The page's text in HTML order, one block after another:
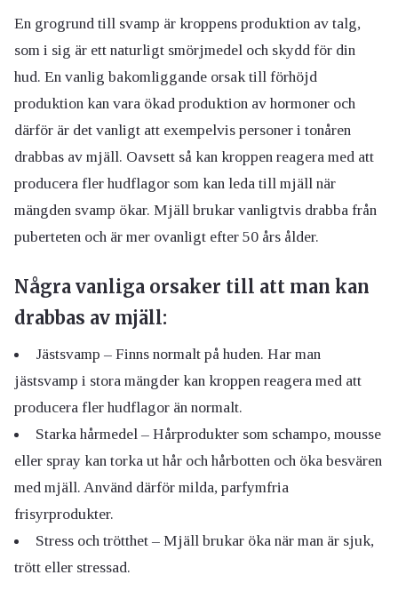
En grogrund till svamp är kroppens produktion av talg,
som i sig är ett naturligt smörjmedel och skydd för din
hud. En vanlig bakomliggande orsak till förhöjd
produktion kan vara ökad produktion av hormoner och
därför är det vanligt att exempelvis personer i tonåren
drabbas av mjäll. Oavsett så kan kroppen reagera med att
producera fler hudflagor som kan leda till mjäll när
mängden svamp ökar. Mjäll brukar vanligtvis drabba från
puberteten och är mer ovanligt efter 50 års ålder.
Några vanliga orsaker till att man kan
drabbas av mjäll:
Jästsvamp – Finns normalt på huden. Har man
jästsvamp i stora mängder kan kroppen reagera med att
producera fler hudflagor än normalt.
Starka hårmedel – Hårprodukter som schampo, mousse
eller spray kan torka ut hår och hårbotten och öka besvären
med mjäll. Använd därför milda, parfymfria
frisyrprodukter.
Stress och trötthet – Mjäll brukar öka när man är sjuk,
trött eller stressad.